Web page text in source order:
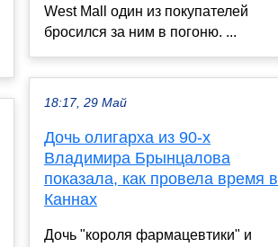
West Mall один из покупателей
бросился за ним в погоню. ...
18:17, 29 Май
Дочь олигарха из 90-х
Владимира Брынцалова
показала, как провела время в
Каннах
Дочь "короля фармацевтики" и